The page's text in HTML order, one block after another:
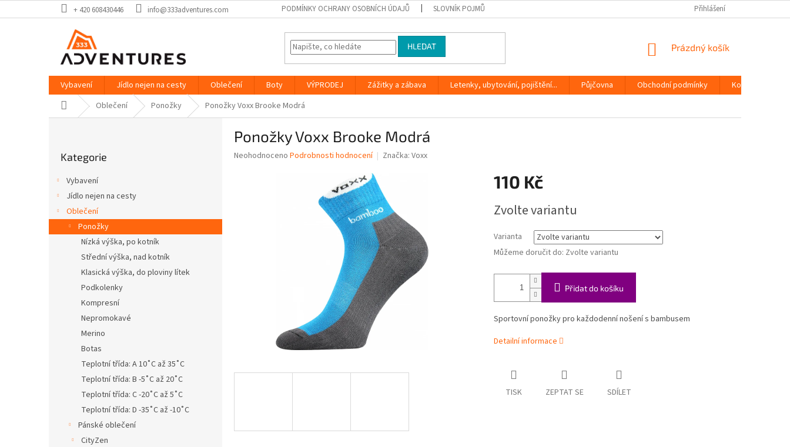
na
+ 420 608430446 info@333adventures.com PODMÍNKY OCHRANY OSOBNÍCH ÚDAJŮ SLOVNÍK POJMŮ Přihlášení
HLEDAT
NÁKUPNÍ
Prázdný košík
Vybavení Jídlo nejen na cesty Oblečení Boty VÝPRODEJ Zážitky a zábava Letenky, ubytování, pojištění... Půjčovna Obchodní podmínky
Kontakty
Domů Oblečení Ponožky Ponožky Voxx Brooke Modrá
kategorie
Kategorie
Vybavení
Jídlo nejen na cesty
Oblečení
Ponožky
Nízká výška, po kotník
Střední výška, nad kotník
Klasická výška, do ploviny lítek
Podkolenky
Kompresní
Nepromokavé
Merino
Botas
Teplotní třída: A 10˚C až 35˚C
Teplotní třída: B -5˚C až 20˚C
Teplotní třída: C -20˚C až 5˚C
Teplotní třída: D -35˚C až -10˚C
Pánské oblečení
CityZen
Ponožky Voxx Brooke Modrá
Průměrné
Neohodnoceno Podrobnosti hodnocení Značka: Voxx
110 Kč
cena:
Zvolte variantu
Varianta
Můžeme doručit do: Zvolte variantu
Přidat do košíku
Sportovní ponožky pro každodenní nošení s bambusem
Detailní informace
TISK ZEPTAT SE SDÍLET